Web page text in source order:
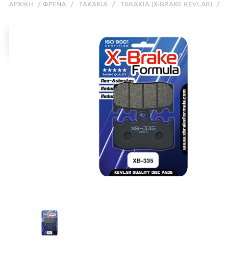
ΑΡΧΙΚΉ / ΦΡΕΝΑ / ΤΑΚΑΚΙΑ / ΤΑΚΑΚΙΑ (X-BRAKE KEVLAR) /